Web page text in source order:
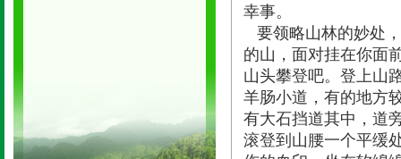
幸事。
要领略山林的妙处
的山，面对挂在你面
山头攀登吧。登上山
羊肠小道，有的地方
有大石挡道其中，道
滚登到山腰一个平缓